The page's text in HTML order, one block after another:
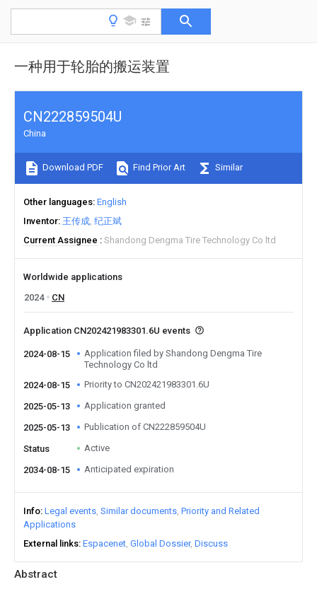
一种用于轮胎的搬运装置
Abstract
CN222859504U
China
Download PDF Find Prior Art Similar
Other languages English
Inventor 王传成 纪正斌
Current Assignee
Shandong Dengma Tire Technology Co ltd
Worldwide applications
2024
CN
Application CN202421983301.6U events
2024-08-15
Application filed by Shandong Dengma Tire
Technology Co ltd
2024-08-15
Priority to CN202421983301.6U
2025-05-13 Application granted
2025-05-13 Publication of CN222859504U
Status Active
2034-08-15 Anticipated expiration
Info Legal events Similar documents Priority and Related
Applications
External links Espacenet Global Dossier Discuss